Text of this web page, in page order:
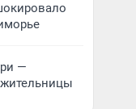
—